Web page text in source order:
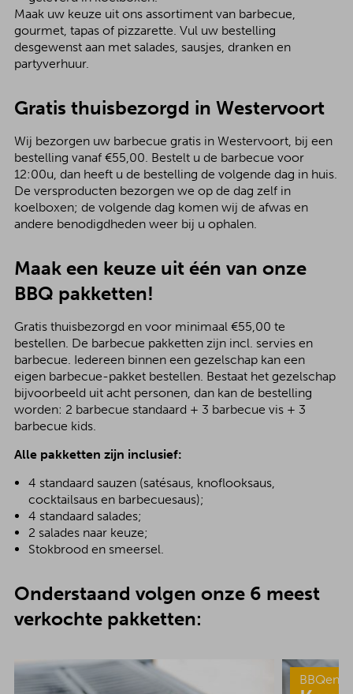
Maak uw keuze uit ons assortiment van barbecue,
gourmet, tapas of pizzarette. Vul uw bestelling
desgewenst aan met salades, sausjes, dranken en
partyverhuur.
Gratis thuisbezorgd in Westervoort
Wij bezorgen uw barbecue gratis in Westervoort, bij een
bestelling vanaf €55,00. Bestelt u de barbecue voor
12:00u, dan heeft u de bestelling de volgende dag in huis.
De versproducten bezorgen we op de dag zelf in
koelboxen; de volgende dag komen wij de afwas en
andere benodigdheden weer bij u ophalen.
Maak een keuze uit één van onze
BBQ pakketten!
Gratis thuisbezorgd en voor minimaal €55,00 te
bestellen. De barbecue pakketten zijn incl. servies en
barbecue. Iedereen binnen een gezelschap kan een
eigen barbecue-pakket bestellen. Bestaat het gezelschap
bijvoorbeeld uit acht personen, dan kan de bestelling
worden: 2 barbecue standaard + 3 barbecue vis + 3
barbecue kids.
Alle pakketten zijn inclusief:
4 standaard sauzen (satésaus, knoflooksaus,
cocktailsaus en barbecuesaus);
4 standaard salades;
2 salades naar keuze;
Stokbrood en smeersel.
Onderstaand volgen onze 6 meest
verkochte pakketten: